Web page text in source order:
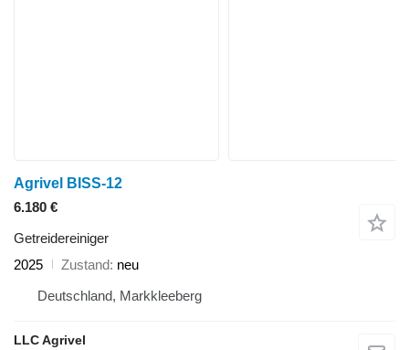
Agrivel BISS-12
6.180 €
Getreidereiniger
2025
Zustand neu
Deutschland, Markkleeberg
LLC Agrivel